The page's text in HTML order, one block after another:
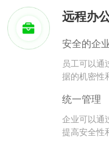
远程办
安全的企
员工可以通
据的机密性
统一管理
企业可以通
提高安全性